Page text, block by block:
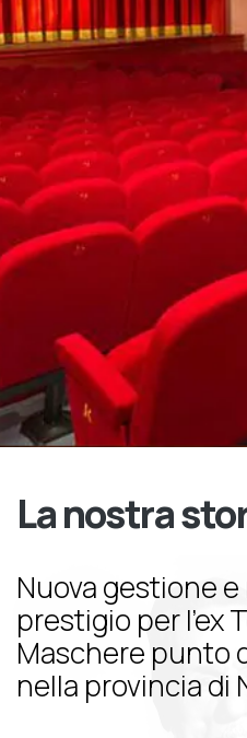
La nostra
Nuova gestione
prestigio per l’ex
Maschere punto
nella provincia di